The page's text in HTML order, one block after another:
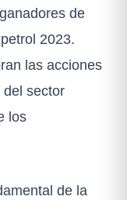
de
2023.
las acciones
sector
los
de la